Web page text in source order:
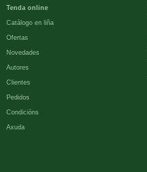
Tenda online
Catálogo en liña
Ofertas
Novedades
Autores
Clientes
Pedidos
Condicións
Axuda